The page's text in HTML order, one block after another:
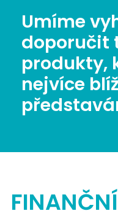
Umíme
doporučit
produkty,
nejvíce